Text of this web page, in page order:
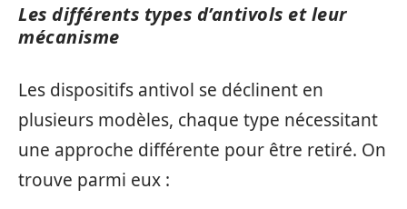
Les différents types d’antivols et leur
mécanisme
Les dispositifs antivol se déclinent en
plusieurs modèles, chaque type nécessitant
une approche différente pour être retiré. On
trouve parmi eux :